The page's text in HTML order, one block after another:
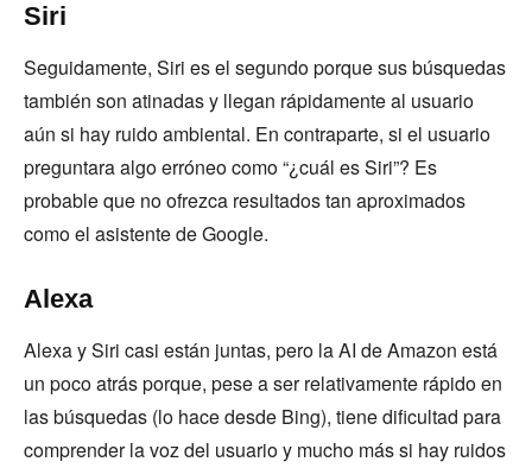
Siri
Seguidamente, Siri es el segundo porque sus búsquedas
también son atinadas y llegan rápidamente al usuario
aún si hay ruido ambiental. En contraparte, si el usuario
preguntara algo erróneo como “¿cuál es Siri”? Es
probable que no ofrezca resultados tan aproximados
como el asistente de Google.
Alexa
Alexa y Siri casi están juntas, pero la AI de Amazon está
un poco atrás porque, pese a ser relativamente rápido en
las búsquedas (lo hace desde Bing), tiene dificultad para
comprender la voz del usuario y mucho más si hay ruidos